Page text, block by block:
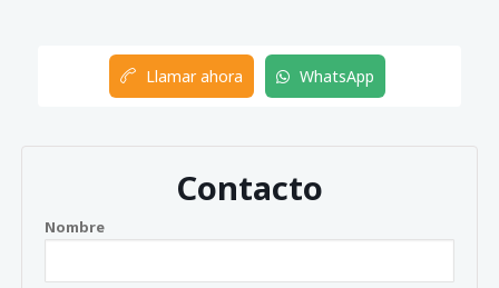
Llamar ahora WhatsApp
Contacto
Nombre